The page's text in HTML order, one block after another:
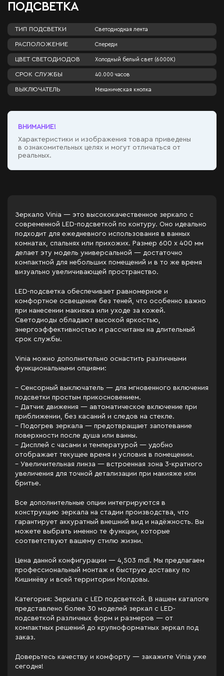
ПОДСВЕТКА
ТИП ПОДСВЕТКИ Светодиодная лента
РАСПОЛОЖЕНИЕ Спереди
ЦВЕТ СВЕТОДИОДОВ Холодный белый свет (6000К)
СРОК СЛУЖБЫ 40.000 часов
ВЫКЛЮЧАТЕЛЬ Механическая кнопка
ВНИМАНИЕ!
Характеристики и изображения товара приведены
в ознакомительных целях и могут отличаться от
реальных.
Зеркало Vinia — это высококачественное зеркало с
современной LED-подсветкой по контуру. Оно идеально
подходит для ежедневного использования в ванных
комнатах, спальнях или прихожих. Размер 600 x 400 мм
делает эту модель универсальной — достаточно
компактной для небольших помещений и в то же время
визуально увеличивающей пространство.
LED-подсветка обеспечивает равномерное и
комфортное освещение без теней, что особенно важно
при нанесении макияжа или уходе за кожей.
Светодиоды обладают высокой яркостью,
энергоэффективностью и рассчитаны на длительный
срок службы.
Vinia можно дополнительно оснастить различными
функциональными опциями:
– Сенсорный выключатель — для мгновенного включения
подсветки простым прикосновением.
– Датчик движения — автоматическое включение при
приближении, без касаний и следов на стекле.
– Подогрев зеркала — предотвращает запотевание
поверхности после душа или ванны.
– Дисплей с часами и температурой — удобно
отображает текущее время и условия в помещении.
– Увеличительная линза — встроенная зона 3-кратного
увеличения для точной детализации при макияже или
бритье.
Все дополнительные опции интегрируются в
конструкцию зеркала на стадии производства, что
гарантирует аккуратный внешний вид и надёжность. Вы
можете выбрать именно те функции, которые
соответствуют вашему стилю жизни.
Цена данной конфигурации — 4,503 mdl. Мы предлагаем
профессиональный монтаж и быструю доставку по
Кишинёву и всей территории Молдовы.
Категория: Зеркала c LED подсветкой. В нашем каталоге
представлено более 30 моделей зеркал с LED-
подсветкой различных форм и размеров — от
компактных решений до крупноформатных зеркал под
заказ.
Доверьтесь качеству и комфорту — закажите Vinia уже
сегодня!